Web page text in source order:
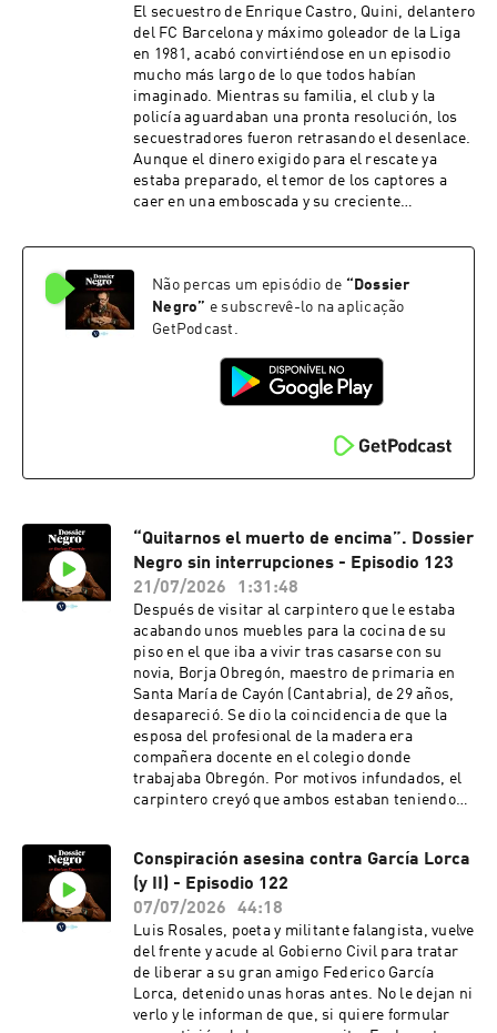
El secuestro de Enrique Castro, Quini, delantero
del FC Barcelona y máximo goleador de la Liga
en 1981, acabó convirtiéndose en un episodio
mucho más largo de lo que todos habían
imaginado. Mientras su familia, el club y la
policía aguardaban una pronta resolución, los
secuestradores fueron retrasando el desenlace.
Aunque el dinero exigido para el rescate ya
estaba preparado, el temor de los captores a
caer en una emboscada y su creciente
prolongaran durante cerca de tres semanas.
donde les secuestradores querían cobrar los
100 millones de pesetas del rescate, el
delantero fue liberado del zulo donde estaba
Zaragoza.Mucho más en la sección Sucesos de
La Vanguardia. Negro, naturalmente.
Não percas um episódio de “ Dossier
Negro” e subscrevê-lo na aplicação
GetPodcast.
“Quitarnos el muerto de encima”. Dossier
Negro sin interrupciones - Episodio 123
21/07/2026
1:31:48
Después de visitar al carpintero que le estaba
acabando unos muebles para la cocina de su
piso en el que iba a vivir tras casarse con su
novia, Borja Obregón, maestro de primaria en
Santa María de Cayón (Cantabria), de 29 años,
desapareció. Se dio la coincidencia de que la
esposa del profesional de la madera era
compañera docente en el colegio donde
trabajaba Obregón. Por motivos infundados, el
carpintero creyó que ambos estaban teniendo
cuerpo de Borja Obregón había desaparecido
porque, según el principal inculpado, Emilio
Álvarez, lo había lanzado al mar desde un
acantilado en la zona de Loredo. Meses después,
el mar devolvería el cuerpo del profesor, que
aparecería en una playa francesa debido a las
corrientes marinas.Mucho más en la sección
Sucesos de La Vanguardia. Negro,
Conspiración asesina contra García Lorca
(y II) - Episodio 122
07/07/2026
44:18
Luis Rosales, poeta y militante falangista, vuelve
del frente y acude al Gobierno Civil para tratar
de liberar a su gran amigo Federico García
Lorca, detenido unas horas antes. No le dejan ni
verlo y le informan de que, si quiere formular